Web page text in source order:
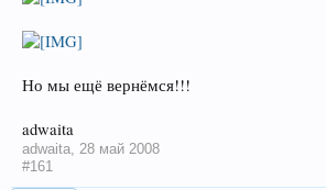
Но мы ещё вернёмся!!!
adwaita
adwaita, 28 май 2008
#161